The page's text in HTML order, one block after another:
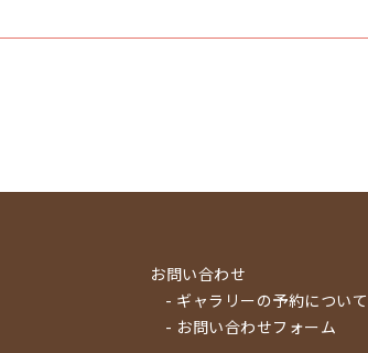
お問い合わせ
- ギャラリーの予約について
- お問い合わせフォーム